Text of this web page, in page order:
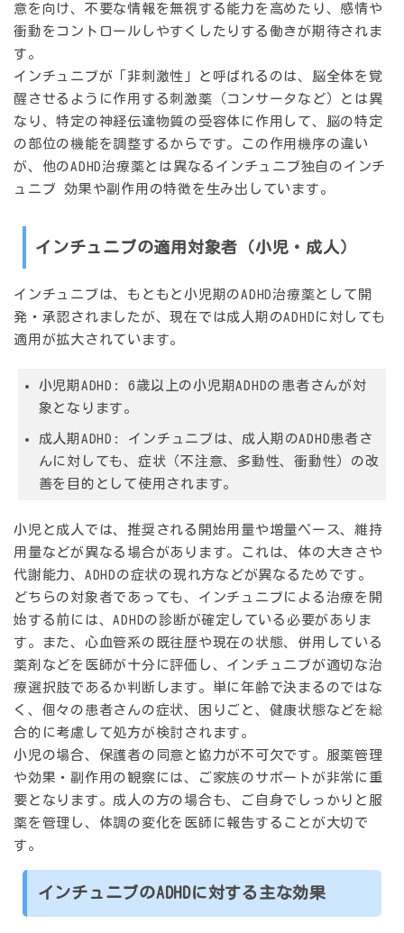
意を向け、不要な情報を無視する能力を高めたり、感情や
衝動をコントロールしやすくしたりする働きが期待されま
す。
インチュニブが「非刺激性」と呼ばれるのは、脳全体を覚
醒させるように作用する刺激薬（コンサータなど）とは異
なり、特定の神経伝達物質の受容体に作用して、脳の特定
の部位の機能を調整するからです。この作用機序の違い
が、他のADHD治療薬とは異なるインチュニブ独自の インチ
ュニブ 効果 や副作用の特徴を生み出しています。
インチュニブの適用対象者（小児・成人）
インチュニブは、もともと小児期のADHD治療薬として開
発・承認されましたが、現在では成人期のADHD に対しても
適用が拡大されています。
小児期ADHD:
6歳以上の小児期ADHDの患者さんが対
象となります。
成人期ADHD:
インチュニブは、成人期のADHD患者さ
んに対しても、症状（不注意、多動性、衝動性）の改
善を目的として使用されます。
小児と成人では、推奨される開始用量や増量ペース、維持
用量などが異なる場合があります。これは、体の大きさや
代謝能力、ADHDの症状の現れ方などが異なるためです。
どちらの対象者であっても、インチュニブによる治療を開
始する前には、ADHDの診断が確定している必要がありま
す。また、心血管系の既往歴や現在の状態、併用している
薬剤などを医師が十分に評価し、インチュニブが適切な治
療選択肢であるか判断します。単に年齢で決まるのではな
く、個々の患者さんの症状、困りごと、健康状態などを総
合的に考慮して処方が検討されます。
小児の場合、保護者の同意と協力が不可欠です。服薬管理
や効果・副作用の観察には、ご家族のサポートが非常に重
要となります。成人の方の場合も、ご自身でしっかりと服
薬を管理し、体調の変化を医師に報告することが大切で
す。
インチュニブのADHDに対する主な効果